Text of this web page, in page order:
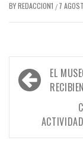
BYREDACCION1 / 7
de
entradas
EL